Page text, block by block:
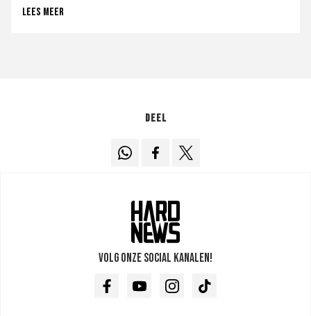
Lees meer
Deel
Volg onze social kanalen!
FacebookYoutubeInstagramTikTok